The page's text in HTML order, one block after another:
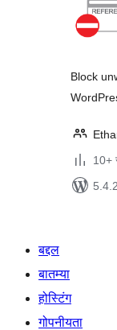
Block
10+
बद्दल
बातम्या
होस्टिंग
गोपनीयता